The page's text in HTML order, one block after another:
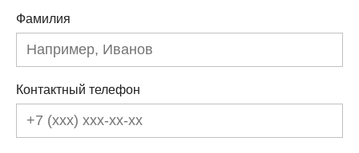
Фамилия
Контактный телефон